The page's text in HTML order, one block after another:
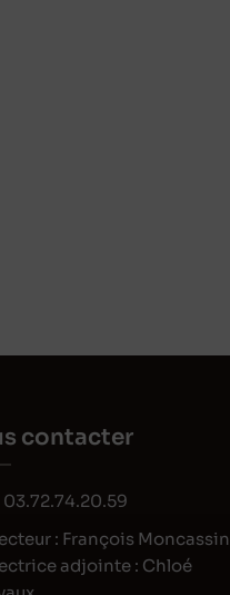
contacter
03.72.74.20.59
: François Moncassin
adjointe : Chloé